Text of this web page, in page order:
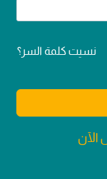
نسيت كلمة السر؟